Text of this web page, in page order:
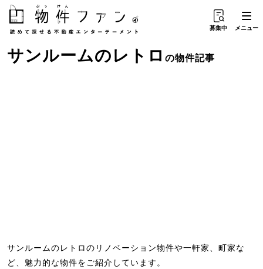
募集中 メニュー
サンルームのレトロ の物件記事
サンルームのレトロのリノベーション物件や一軒家、町家な
ど、魅力的な物件をご紹介しています。